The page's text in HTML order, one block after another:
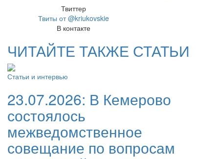
Твиттер
Твиты от @kriukovskie
В контакте
ЧИТАЙТЕ ТАКЖЕ СТАТЬИ
Статьи и интервью
23.07.2026: В Кемерово
состоялось
межведомственное
совещание по вопросам